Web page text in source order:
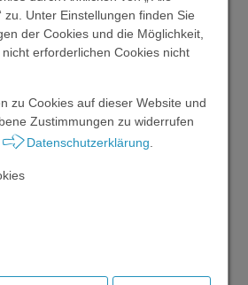
weiterzuentwickeln und
Verlässlichkeit zu wahren, ist für
mit neuen Angeboten z. B.
beruflichen Integration oder im
setzen“, so Andrea Stoick.
Fördergeber*innen und
deren Unterstützung können
zielgruppenorientiertes Angebot
Erkrankungen
zu. Unter Einstellungen finden Sie
der Cookies und die Möglichkeit,
erforderlichen Cookies nicht
zu Cookies auf dieser Website und
Zustimmungen zu widerrufen
Datenschutzerklärung